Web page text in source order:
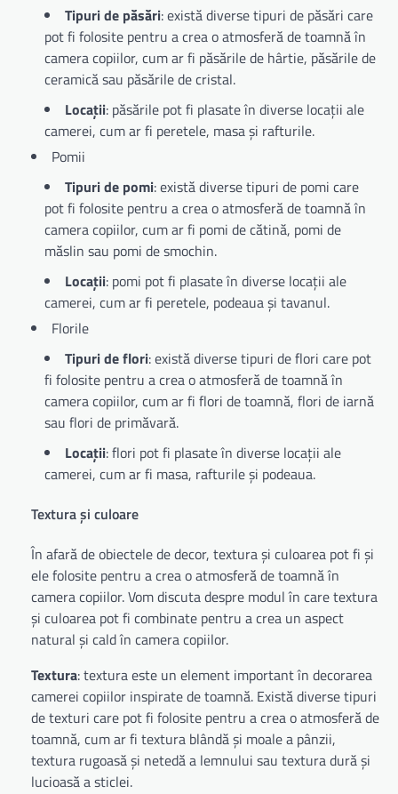
Tipuri de păsări: există diverse tipuri de păsări care
pot fi folosite pentru a crea o atmosferă de toamnă în
camera copiilor, cum ar fi păsările de hârtie, păsările de
ceramică sau păsările de cristal.
Locații: păsările pot fi plasate în diverse locații ale
camerei, cum ar fi peretele, masa și rafturile.
Pomii
Tipuri de pomi: există diverse tipuri de pomi care
pot fi folosite pentru a crea o atmosferă de toamnă în
camera copiilor, cum ar fi pomi de cătină, pomi de
măslin sau pomi de smochin.
Locații: pomi pot fi plasate în diverse locații ale
camerei, cum ar fi peretele, podeaua și tavanul.
Florile
Tipuri de flori: există diverse tipuri de flori care pot
fi folosite pentru a crea o atmosferă de toamnă în
camera copiilor, cum ar fi flori de toamnă, flori de iarnă
sau flori de primăvară.
Locații: flori pot fi plasate în diverse locații ale
camerei, cum ar fi masa, rafturile și podeaua.
Textura și culoare
În afară de obiectele de decor, textura și culoarea pot fi și
ele folosite pentru a crea o atmosferă de toamnă în
camera copiilor. Vom discuta despre modul în care textura
și culoarea pot fi combinate pentru a crea un aspect
natural și cald în camera copiilor.
Textura: textura este un element important în decorarea
camerei copiilor inspirate de toamnă. Există diverse tipuri
de texturi care pot fi folosite pentru a crea o atmosferă de
toamnă, cum ar fi textura blândă și moale a pânzii,
textura rugoasă și netedă a lemnului sau textura dură și
lucioasă a sticlei.